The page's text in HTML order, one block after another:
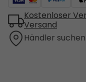
Kostenloser
Versand
Händler